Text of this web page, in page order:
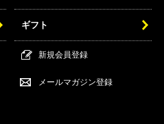
ギフト
新規会員登録
メールマガジン登録